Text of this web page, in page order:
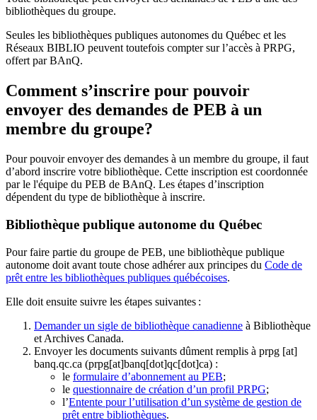
bibliothèques du groupe.
Seules les bibliothèques publiques autonomes du Québec et les
Réseaux BIBLIO peuvent toutefois compter sur l’accès à PRPG,
offert par BAnQ.
Comment s’inscrire pour pouvoir
envoyer des demandes de PEB à un
membre du groupe?
Pour pouvoir envoyer des demandes à un membre du groupe, il faut
d’abord inscrire votre bibliothèque. Cette inscription est coordonnée
par le l'équipe du PEB de BAnQ. Les étapes d’inscription
dépendent du type de bibliothèque à inscrire.
Bibliothèque publique autonome du Québec
Pour faire partie du groupe de PEB, une bibliothèque publique
autonome doit avant toute chose adhérer aux principes du Code de
prêt entre les bibliothèques publiques québécoises.
Elle doit ensuite suivre les étapes suivantes :
Demander un sigle de bibliothèque canadienne à Bibliothèque
et Archives Canada.
Envoyer les documents suivants dûment remplis à prpg [at]
banq.qc.ca (prpg[at]banq[dot]qc[dot]ca) :
le formulaire d’abonnement au PEB;
le questionnaire de création d’un profil PRPG;
l’Entente pour l’utilisation d’un système de gestion de
prêt entre bibliothèques.